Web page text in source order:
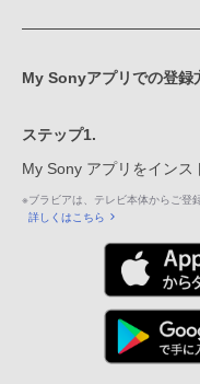
My Sonyアプリでの登録
ステップ1.
My Sony アプリをインス
※ブラビアは、テレビ本体からご登
詳しくはこちら